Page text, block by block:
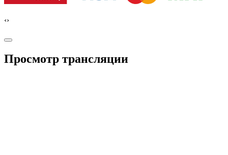
‹›
Просмотр трансляции